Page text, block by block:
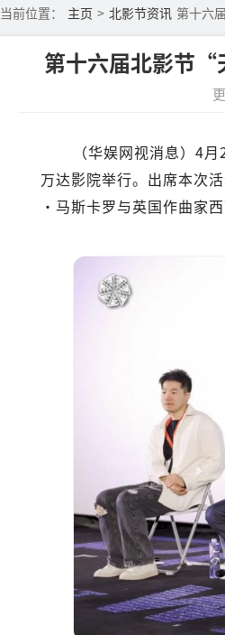
当前位置： 主页 > 北影节资讯 第十六
第十六届北影节“
（华娱网视消息）4
万达影院举行。出席本次
·马斯卡罗与英国作曲家